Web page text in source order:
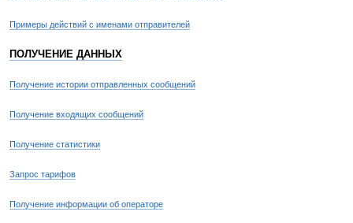
Примеры действий с именами отправителей
ПОЛУЧЕНИЕ ДАННЫХ
Получение истории отправленных сообщений
Получение входящих сообщений
Получение статистики
Запрос тарифов
Получение информации об операторе